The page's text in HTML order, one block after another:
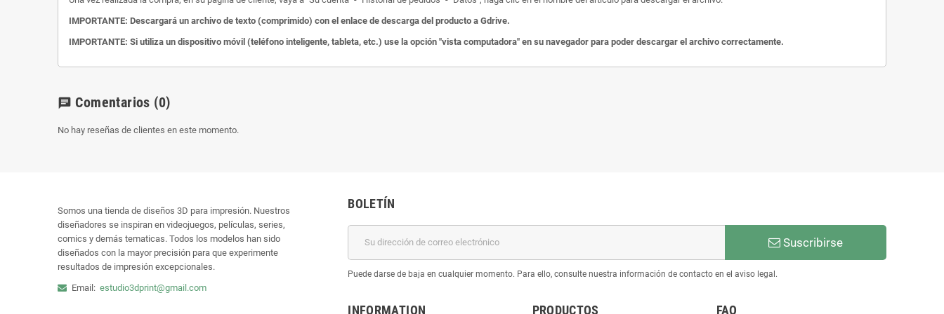
IMPORTANTE: Descargará un archivo de texto (comprimido) con el enlace de descarga del producto a Gdrive.
IMPORTANTE: Si utiliza un dispositivo móvil (teléfono inteligente, tableta, etc.) use la opción "vista computadora" en su navegador para poder descargar el archivo correctamente.
chat Comentarios (0)
No hay reseñas de clientes en este momento.
Somos una tienda de diseños 3D para impresión. Nuestros
diseñadores se inspiran en videojuegos, películas, series,
comics y demás tematicas. Todos los modelos han sido
diseñados con la mayor precisión para que experimente
resultados de impresión excepcionales.
Email: estudio3dprint@gmail.com
BOLETÍN
Suscribirse
Puede darse de baja en cualquier momento. Para ello, consulte nuestra información de contacto en el aviso legal.
INFORMATION PRODUCTOS FAQ